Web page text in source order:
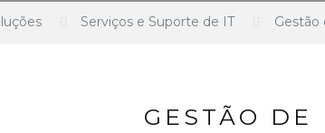
Serviços e Suporte de IT Gestão
GESTÃO DE